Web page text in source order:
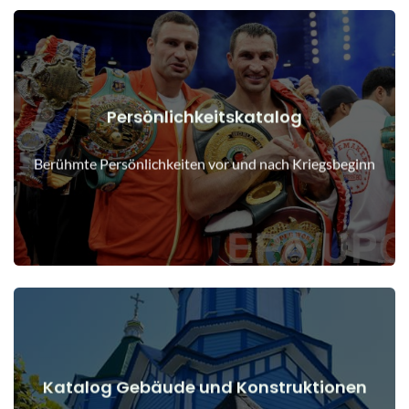
Persönlichkeitskatalog
Berühmte Persönlichkeiten vor und nach Kriegsbeginn
Menschen vor und nach Kriegsbeginn
Details anzeigen
Katalog Gebäude und Konstruktionen
Details anzeigen